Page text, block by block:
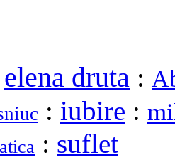
elena druta :
: iubire :
: suflet